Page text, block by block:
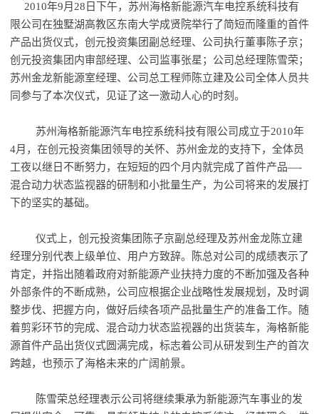
2010年9月28日下午，苏州海格新能源汽车电控系统科技有
限公司在独墅湖高教区东南大学成贤院举行了简短而隆重的首件
产品出货仪式，创元投资集团副总经理、公司执行董事陈子京；
创元投资集团内审部经理、公司监事张星；公司总经理陈雪荣；
苏州金龙新能源室经理、公司总工程师陈立建及公司全体人员共
同参与了本次仪式，见证了这一激动人心的时刻。
苏州海格新能源汽车电控系统科技有限公司成立于2010年
4月，在创元投资集团领导的关怀、苏州金龙的支持下，全体员
工夜以继日不断努力，在短短的四个月内就完成了首件产品—-
混合动力状态监视器的研制和小批量生产，为公司将来的发展打
下的坚实的基础。
仪式上，创元投资集团陈子京副总经理及苏州金龙陈立建
经理分别代表上级单位、用户方致辞。陈总对公司的成绩表示了
肯定，并指出随着政府对新能源产业扶持力度的不断加强及各种
外部条件的不断成熟，公司应根据企业战略性发展规划，及时调
整步伐、把握方向，做好后续各项产品批量生产的准备工作。随
着剪彩环节的完成、混合动力状态监视器的出货装车，海格新能
源首件产品出货仪式圆满完成，标志着公司从研发到生产的首次
跨越，也预示了海格未来的广阔前景。
陈雪荣总经理表示公司将继续秉承为新能源汽车事业的发